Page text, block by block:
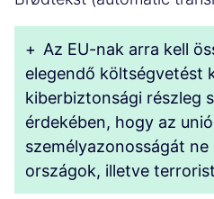
+ Az EU-nak arra kell
elegendő költségvetést
kiberbiztonsági részleg
érdekében, hogy az
személyazonosságát ne
országok, illetve